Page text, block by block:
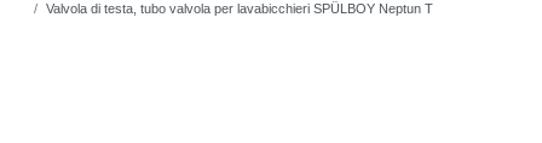
Valvola di testa, tubo valvola per lavabicchieri SPÜLBOY Neptun T